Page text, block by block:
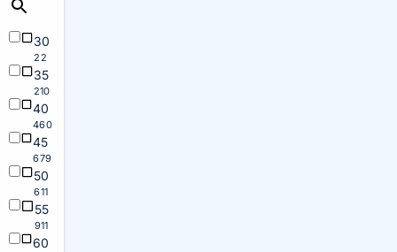
30
22
35
210
40
460
45
679
50
611
55
911
60